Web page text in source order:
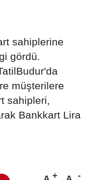
sahiplerine
gördü.
müşterilere
sahipleri,
Bankkart Lira